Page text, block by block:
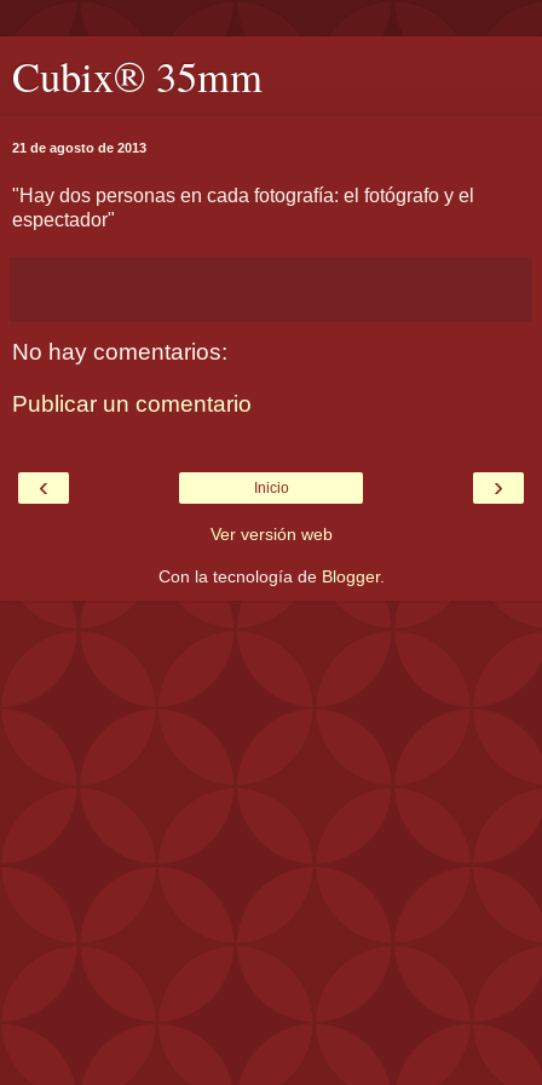
Cubix® 35mm
21 de agosto de 2013
"Hay dos personas en cada fotografía: el fotógrafo y el
espectador"
No hay comentarios:
Publicar un comentario
‹ ›
Inicio
Ver versión web
Con la tecnología de Blogger.